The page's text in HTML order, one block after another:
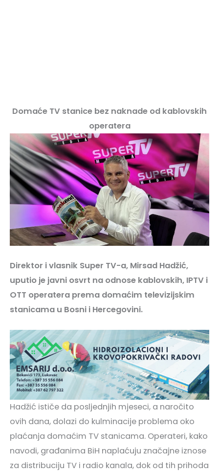
Domaće TV stanice bez naknade od kablovskih
operatera
Direktor i vlasnik Super TV-a, Mirsad Hadžić,
uputio je javni osvrt na odnose kablovskih, IPTV i
OTT operatera prema domaćim televizijskim
stanicama u Bosni i Hercegovini.
Hadžić ističe da posljednjih mjeseci, a naročito
ovih dana, dolazi do kulminacije problema oko
plaćanja domaćim TV stanicama. Operateri, kako
navodi, građanima BiH naplaćuju značajne iznose
za distribuciju TV i radio kanala, dok od tih prihoda